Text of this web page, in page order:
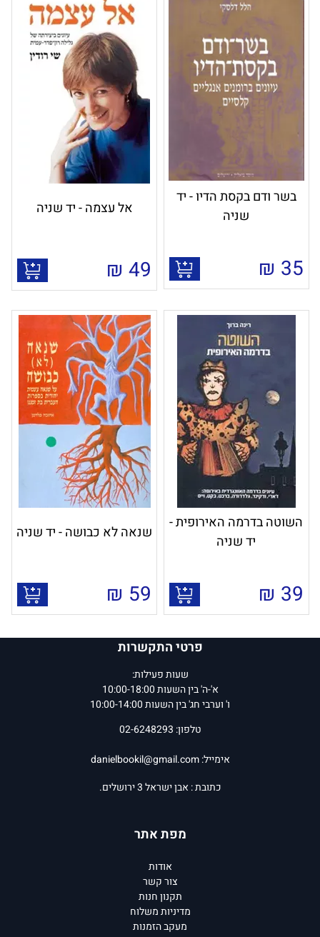
בשר ודם בקסת הדיו - יד
שניה
35
₪
אל עצמה - יד שניה
49
₪
השוטה בדרמה האירופית -
יד שניה
39
₪
שנאה לא כבושה - יד שניה
59
₪
פרטי התקשרות
שעות פעילות:
א'-ה' בין השעות 10:00-18:00
ו' וערבי חג' בין השעות 10:00-14:00
טלפון: 02-6248293
אימייל:danielbookil@gmail.com
כתובת : אבן ישראל 3 ירושלים.
מפת אתר
אודות
צור קשר
תקנון חנות
מדיניות משלוח
מעקב הזמנות